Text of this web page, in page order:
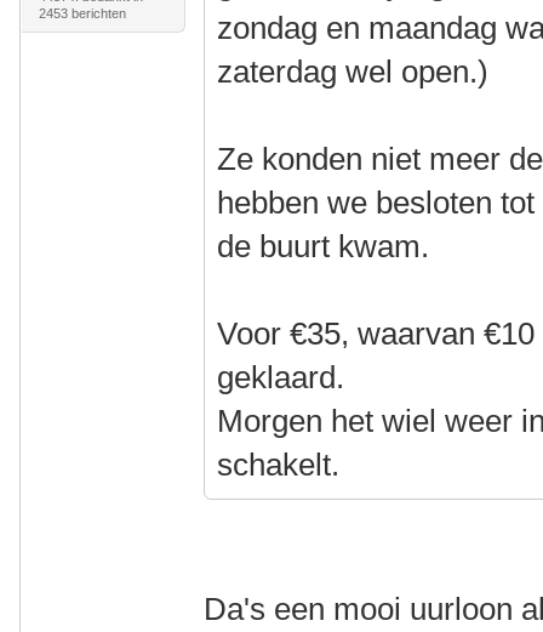
2453 berichten
zondag en maandag
zaterdag wel open.)
Ze konden niet meer
hebben we besloten
de buurt kwam.
Voor €35, waarvan
geklaard.
Morgen het wiel weer
schakelt.
Da's een mooi uurloon